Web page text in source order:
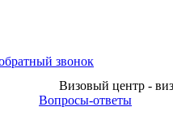
звонок
Визовый центр -
Вопросы-ответы